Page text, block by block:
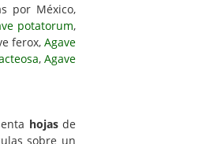
por México,
potatorum,
ferox, Agave
,Agave
hojasde
sobre un